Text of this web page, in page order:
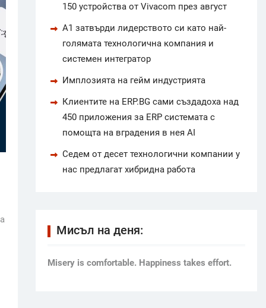
150 устройства от Vivacom през август
А1 затвърди лидерството си като най-
голямата технологична компания и
системен интегратор
Имплозията на гейм индустрията
Клиентите на ERP.BG сами създадоха над
450 приложения за ERP системата с
помощта на вградения в нея AI
Седем от десет технологични компании у
нас предлагат хибридна работа
Мисъл на деня:
Мisery is comfortable. Happiness takes effort.